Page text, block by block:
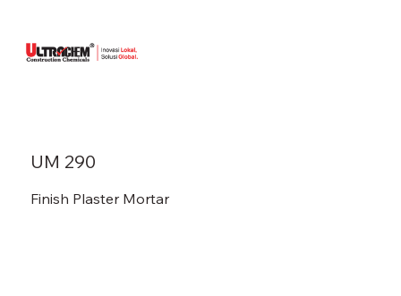
UM 290
Finish Plaster Mortar